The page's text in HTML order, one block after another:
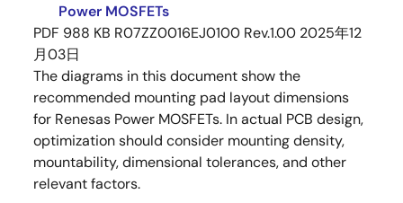
Power MOSFETs
PDF 988 KB R07ZZ0016EJ0100 Rev.1.00 2025年12
月03日
The diagrams in this document show the
recommended mounting pad layout dimensions
for Renesas Power MOSFETs. In actual PCB design,
optimization should consider mounting density,
mountability, dimensional tolerances, and other
relevant factors.